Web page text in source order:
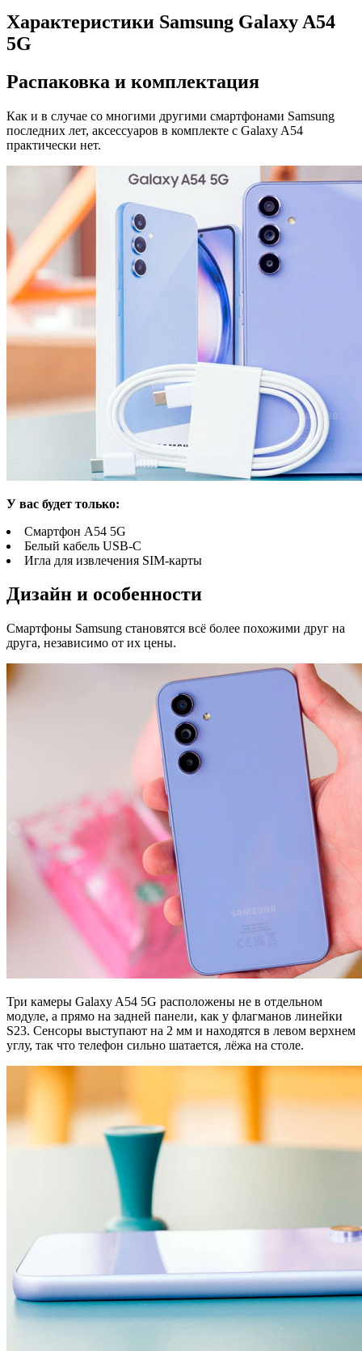
Характеристики Samsung Galaxy A54
5G
Распаковка и комплектация
Как и в случае со многими другими смартфонами Samsung
последних лет, аксессуаров в комплекте с Galaxy A54
практически нет.
У вас будет только:
Смартфон A54 5G
Белый кабель USB-C
Игла для извлечения SIM-карты
Дизайн и особенности
Смартфоны Samsung становятся всё более похожими друг на
друга, независимо от их цены.
Три камеры Galaxy A54 5G расположены не в отдельном
модуле, а прямо на задней панели, как у флагманов линейки
S23. Сенсоры выступают на 2 мм и находятся в левом верхнем
углу, так что телефон сильно шатается, лёжа на столе.